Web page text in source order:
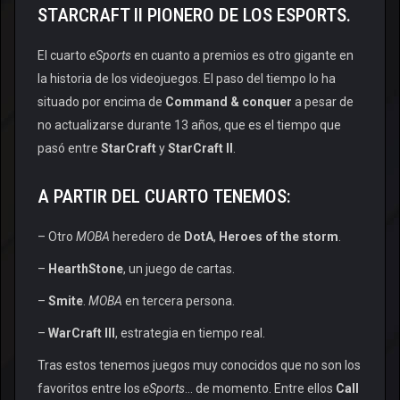
STARCRAFT II PIONERO DE LOS ESPORTS.
El cuarto eSportsen cuanto a premios es otro gigante en
la historia de los videojuegos. El paso del tiempo lo ha
situado por encima de Command & conquer a pesar de
no actualizarse durante 13 años, que es el tiempo que
pasó entre StarCraftyStarCraft II
A PARTIR DEL CUARTO TENEMOS:
– Otro MOBA heredero de DotA, Heroes of the storm
– HearthStone, un juego de cartas.
– Smite MOBA en tercera persona.
– WarCraft III , estrategia en tiempo real.
Tras estos tenemos juegos muy conocidos que no son los
favoritos entre los eSports … de momento. Entre ellos Call